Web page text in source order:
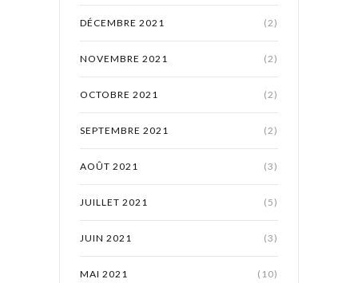
DÉCEMBRE 2021 (2)
NOVEMBRE 2021 (2)
OCTOBRE 2021 (2)
SEPTEMBRE 2021 (2)
AOÛT 2021 (3)
JUILLET 2021 (5)
JUIN 2021 (3)
MAI 2021 (10)